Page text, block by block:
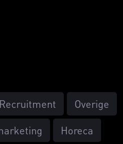
Recruitment
Overige
Horeca